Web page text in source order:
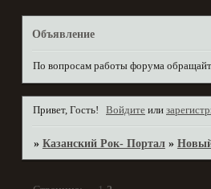
Объявление
По вопросам работы форума
Привет, Гость! Войдите или
» Казанский Рок- Портал »